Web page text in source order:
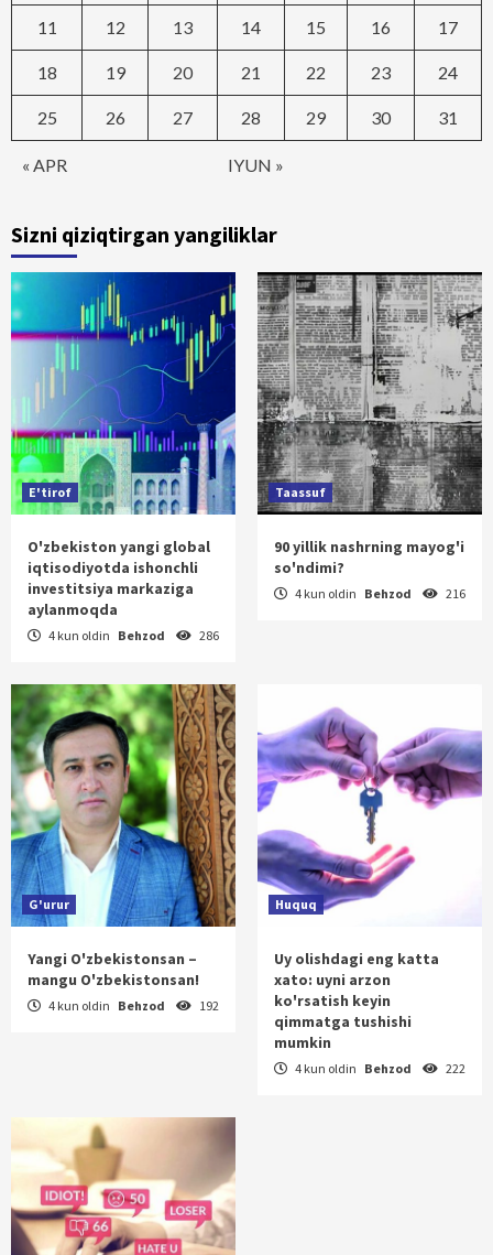
« APR IYUN »
11 12 13 14 15 16 17
18 19 20 21 22 23 24
25 26 27 28 29 30 31
Sizni qiziqtirgan yangiliklar
E'tirof
O'zbekiston yangi global
iqtisodiyotda ishonchli
investitsiya markaziga
aylanmoqda
4 kun oldin Behzod 286
Taassuf
90 yillik nashrning mayog'i
so'ndimi?
4 kun oldin Behzod 216
G'urur
Yangi O'zbekistonsan –
mangu O'zbekistonsan!
4 kun oldin Behzod 192
Huquq
Uy olishdagi eng katta
xato: uyni arzon
ko'rsatish keyin
qimmatga tushishi
mumkin
4 kun oldin Behzod 222